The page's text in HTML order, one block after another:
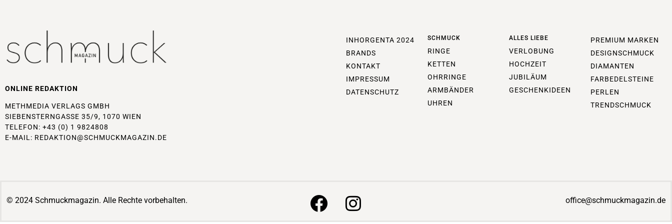
ONLINE REDAKTION
METHMEDIA VERLAGS GMBH
SIEBENSTERNGASSE 35/9, 1070 WIEN
TELEFON: +43 (0) 1 9824808
E-MAIL: REDAKTION@SCHMUCKMAGAZIN.DE
INHORGENTA 2024
BRANDS
KONTAKT
IMPRESSUM
DATENSCHUTZ
SCHMUCK
RINGE
KETTEN
OHRRINGE
ARMBÄNDER
UHREN
ALLES LIEBE
VERLOBUNG
HOCHZEIT
JUBILÄUM
GESCHENKIDEEN
PREMIUM MARKEN
DESIGNSCHMUCK
DIAMANTEN
FARBEDELSTEINE
PERLEN
TRENDSCHMUCK
© 2024 Schmuckmagazin. Alle Rechte vorbehalten. office@schmuckmagazin.de